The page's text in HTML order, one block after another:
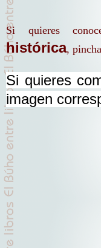
Si quieres
histórica, pincha
Si quieres
imagen